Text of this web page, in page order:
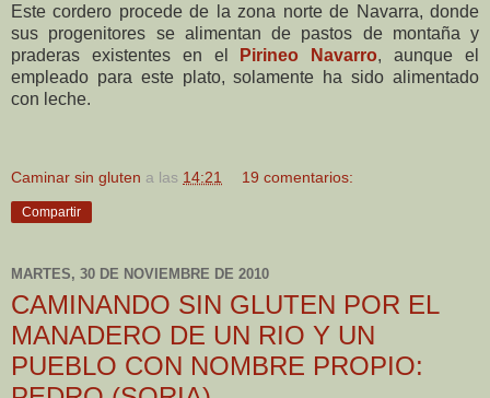
Este cordero procede de la zona norte de Navarra, donde
sus progenitores se alimentan de pastos de montaña y
praderas existentes en el
Pirineo Navarro, aunque el
empleado para este plato, solamente ha sido alimentado
con leche.
Caminar sin gluten a las 14:21 19 comentarios:
Compartir
MARTES, 30 DE NOVIEMBRE DE 2010
CAMINANDO SIN GLUTEN POR EL
MANADERO DE UN RIO Y UN
PUEBLO CON NOMBRE PROPIO: